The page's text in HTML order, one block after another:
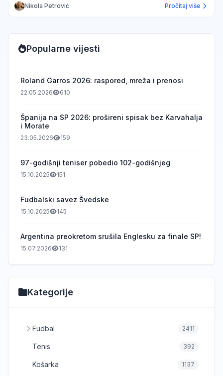
Nikola Petrović Pročitaj više
Popularne vijesti
Roland Garros 2026: raspored, mreža i prenosi
22.05.2026 610
Španija na SP 2026: prošireni spisak bez Karvahalja
i Morate
23.05.2026 159
97-godišnji teniser pobedio 102-godišnjeg
15.10.2025 151
Fudbalski savez Švedske
15.10.2025 145
Argentina preokretom srušila Englesku za finale SP!
15.07.2026 131
Kategorije
Fudbal 2411
Tenis 392
Košarka 1137